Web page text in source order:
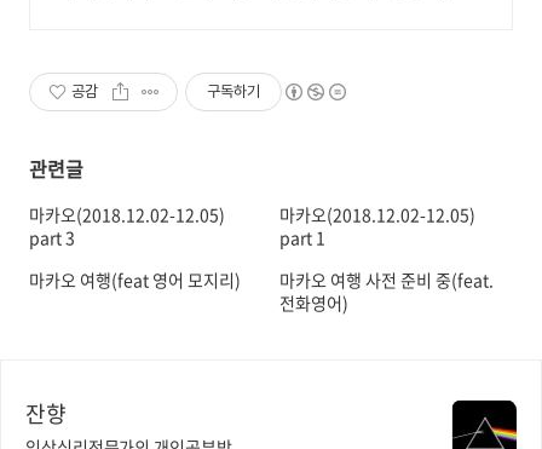
공감 구독하기
관련글
마카오(2018.12.02-12.05)
part 3
마카오(2018.12.02-12.05)
part 1
마카오 여행(feat 영어 모지리)
마카오 여행 사전 준비 중(feat.
전화영어)
잔향